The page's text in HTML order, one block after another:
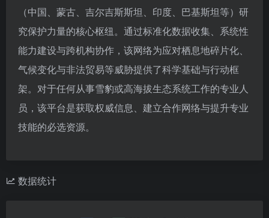
（中国、蒙古、吉尔吉斯斯坦、印度、巴基斯坦等）研
究保护力量的核心枢纽。通过标准化数据收集、系统性
能力建设与跨机构协作，该网络为应对栖息地碎片化、
气候变化与非法贸易等威胁提供了科学基础与行动框
架。对于任何从事雪豹或高海拔生态系统工作的专业人
员，该平台是获取权威信息、建立合作网络与提升专业
技能的必选资源。
数据统计